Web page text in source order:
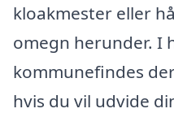
kloakmester eller
omegn herunder. I
kommunefindes
hvis du vil udvide